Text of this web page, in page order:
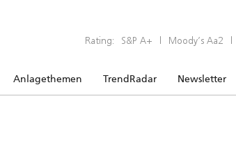
Rating: S&P A+ | Moody’s Aa2 |
Anlagethemen TrendRadar Newsletter